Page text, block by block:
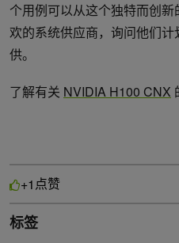
个用例可以从这个独特而创
欢的系统供应商，询问他们
供。
了解有关 NVIDIA H100 CNX
+1 点赞
标签